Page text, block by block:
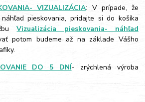
VIZUALIZÁCIA: V prípade, že
pieskovania, pridajte si do košíka
Vizualizácia pieskovania- náhľad
potom budeme až na základe Vášho
DO 5 DNÍ- zrýchlená výroba